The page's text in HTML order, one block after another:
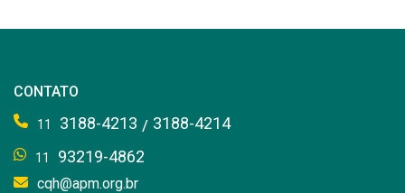
CONTATO
11 3188-4213 / 3188-4214
11 93219-4862
cqh@apm.org.br